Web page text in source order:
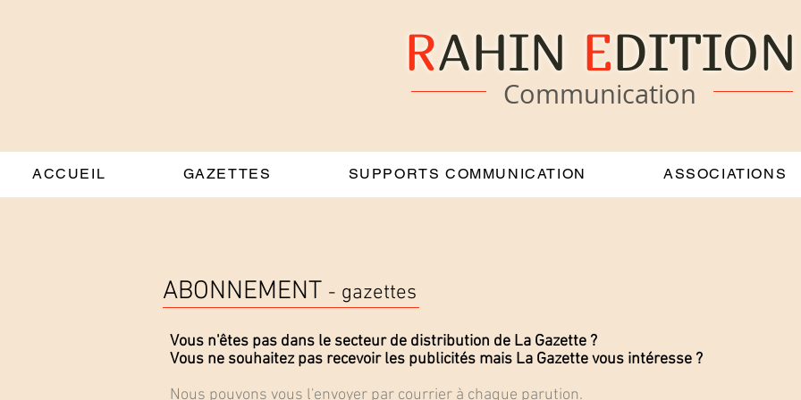
RAHIN EDITION
Communication
ACCUEIL GAZETTES SUPPORTS COMMUNICATION ASSOCIATIONS
ABONNEMENT - gazettes
Vous n'êtes pas dans le secteur de distribution de La Gazette ?
Vous ne souhaitez pas recevoir les publicités mais La Gazette vous intéresse ?
Nous pouvons vous l'envoyer par courrier à chaque parution.